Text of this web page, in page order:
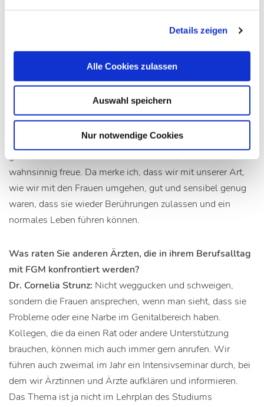
Details zeigen
Alle Cookies zulassen
Auswahl speichern
Nur notwendige Cookies
Aber am Anfang konnte sie nach der Operation nicht von
einem Gynäkologen untersucht werden, weil sie große
einmal selbst untersucht und mit meiner somalischen
Dolmetscherin auf sie eingeredet, dass sie jede Berührung
Anruf aus Süddeutschland erfuhr ich, dass die Frau im
dritten Monat schwanger ist, und jetzt habe ich eine E-Mail
bekommen, dass sie einen gesunden Jungen zur Welt
gebracht hat. Das sind natürlich Verläufe, über die ich mich
wahnsinnig freue. Da merke ich, dass wir mit unserer Art,
wie wir mit den Frauen umgehen, gut und sensibel genug
waren, dass sie wieder Berührungen zulassen und ein
normales Leben führen können.
Was raten Sie anderen Ärzten, die in ihrem Berufsalltag
mit FGM konfrontiert werden?
Dr. Cornelia Strunz: Nicht weggucken und schweigen,
sondern die Frauen ansprechen, wenn man sieht, dass sie
Probleme oder eine Narbe im Genitalbereich haben.
Kollegen, die da einen Rat oder andere Unterstützung
brauchen, können mich auch immer gern anrufen. Wir
führen auch zweimal im Jahr ein Intensivseminar durch, bei
dem wir Ärztinnen und Ärzte aufklären und informieren.
Das Thema ist ja nicht im Lehrplan des Studiums